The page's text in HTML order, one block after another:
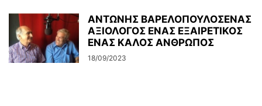
ΑΝΤΩΝΗΣ ΒΑΡΕΛΟΠΟΥΛΟΣΕΝΑΣ
ΑΞΙΟΛΟΓΟΣ ΕΝΑΣ ΕΞΑΙΡΕΤΙΚΟΣ
ΕΝΑΣ ΚΑΛΟΣ ΑΝΘΡΩΠΟΣ
18/09/2023